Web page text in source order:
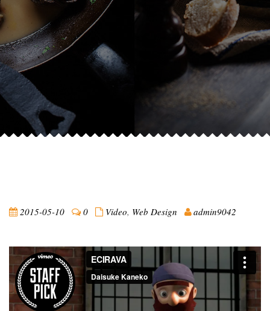
2015-05-10 0 Video, Web Design admin9042